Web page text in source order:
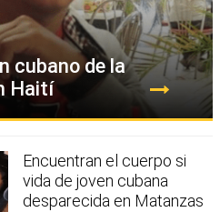
cubano de la
Haití
Encuentran el cuerpo si
vida de joven cubana
desparecida en Matanzas